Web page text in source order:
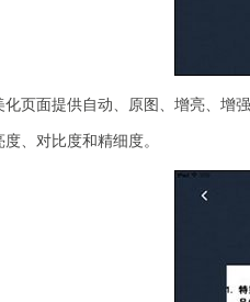
化页面提供自动、原图、增亮、增
、对比度和精细度。